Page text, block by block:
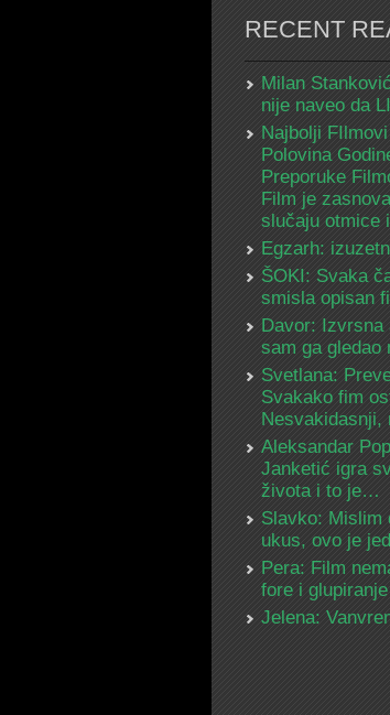
RECENT
Milan
nije naveo da
Najbolji
Polovina
Preporuke
Film je
slučaju otmice
Egzarh:
ŠOKI: Svaka
smisla opisan
Davor: Izvrsna
sam ga
Svetlana:
Svakako fim
Nesvakidasnji,
Aleksandar
Janketić igra
života i to je…
Slavko: Mislim
ukus, ovo je
Pera: Film
fore i
Jelena: